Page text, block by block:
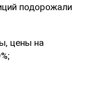
подорожали
цены на